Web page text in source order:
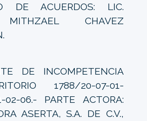
DE ACUERDOS: LIC.
CHAVEZ
DE INCOMPETENCIA
1788/20-07-01-
02-06.- PARTE ACTORA:
ASERTA, S.A. DE C.V.,